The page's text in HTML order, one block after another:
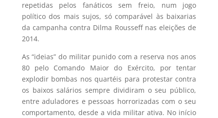
repetidas pelos fanáticos sem freio, num jogo
político dos mais sujos, só comparável às baixarias
da campanha contra Dilma Rousseff nas eleições de
2014.
As “ideias” do militar punido com a reserva nos anos
80 pelo Comando Maior do Exército, por tentar
explodir bombas nos quartéis para protestar contra
os baixos salários sempre dividiram o seu público,
entre aduladores e pessoas horrorizadas com o seu
comportamento, desde a vida militar ativa. No início